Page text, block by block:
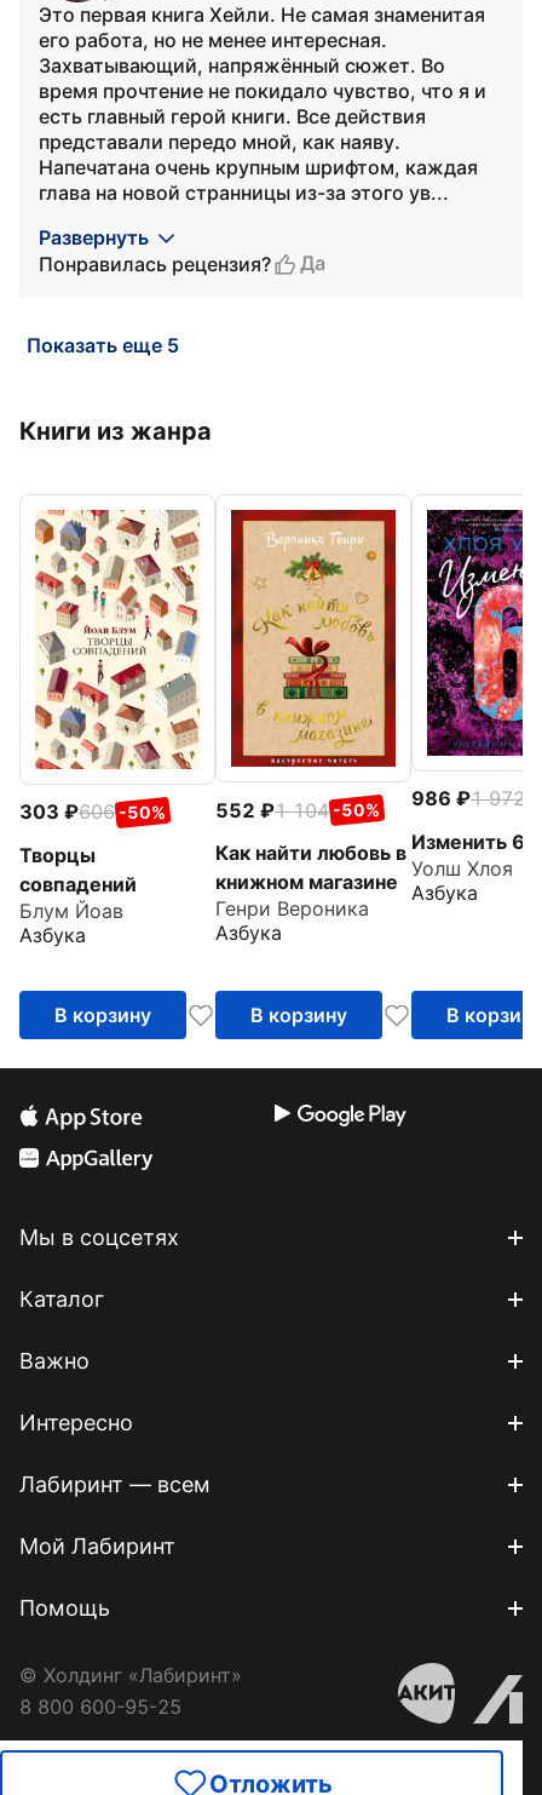
Отложить
Это первая книга Хейли. Не самая знаменитая
его работа, но не менее интересная.
Захватывающий, напряжённый сюжет. Во
время прочтение не покидало чувство, что я и
есть главный герой книги. Все действия
представали передо мной, как наяву.
Напечатана очень крупным шрифтом, каждая
глава на новой странницы из-за этого ув...
Развернуть
Понравилась рецензия?
Да
Показать еще 5
Книги из жанра
303 606 -50%
Творцы
совпадений
Блум Йоав
Азбука
В корзину
552 1 104 -50%
Как найти любовь в
книжном магазине
Генри Вероника
Азбука
В корзину
986 1 972
Изменить 6-
Уолш Хлоя
Азбука
В корзину
Мы в соцсетях
Каталог
Важно
Интересно
Лабиринт — всем
Мой Лабиринт
Помощь
© Холдинг «Лабиринт»
8 800 600-95-25